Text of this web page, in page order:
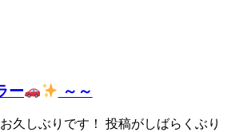
ー ～～
お久しぶりです！ 投稿がしばらくぶり